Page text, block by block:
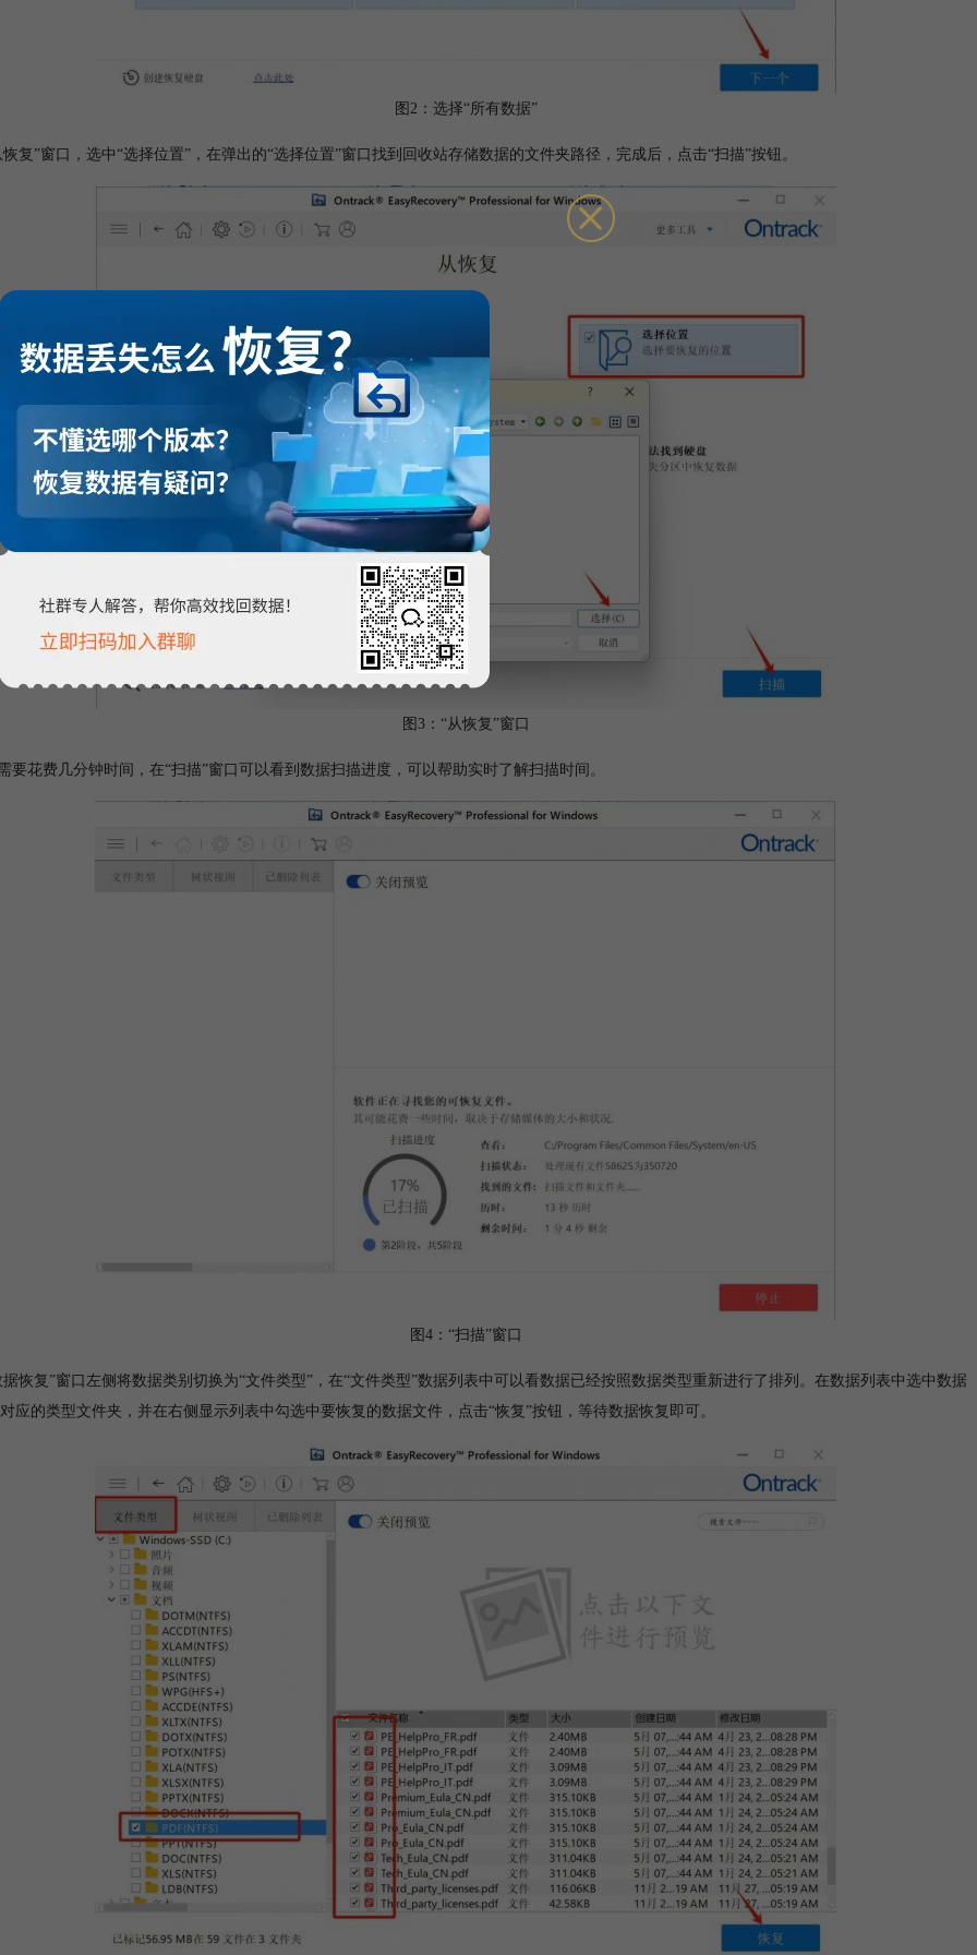
图2：选择“所有数据”
恢复”窗口，选中“选择位置”，在弹出的“选择位置”窗口找到回收站存储数据的文件夹路径，完成后，点击“扫描”按钮。
图3：“从恢复”窗口
要花费几分钟时间，在“扫描”窗口可以看到数据扫描进度，可以帮助实时了解扫描时间。
图4：“扫描”窗口
据恢复”窗口左侧将数据类别切换为“文件类型”，在“文件类型”数据列表中可以看数据已经按照数据类型重新进行了排列。在数据列表中选中数据
应的类型文件夹，并在右侧显示列表中勾选中要恢复的数据文件，点击“恢复”按钮，等待数据恢复即可。